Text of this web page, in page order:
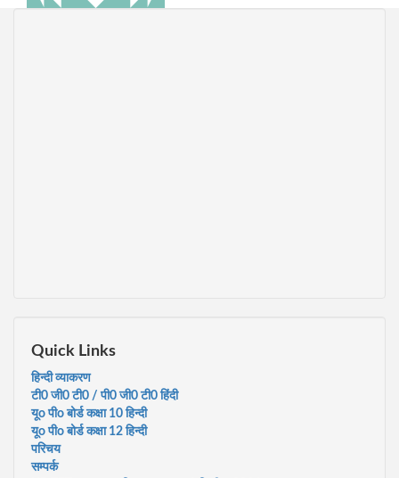
Quick Links
हिन्दी व्याकरण
टी0 जी0 टी0 / पी0 जी0 टी0 हिंदी
यूo पीo बोर्ड कक्षा 10 हिन्दी
यूo पीo बोर्ड कक्षा 12 हिन्दी
परिचय
सम्पर्क